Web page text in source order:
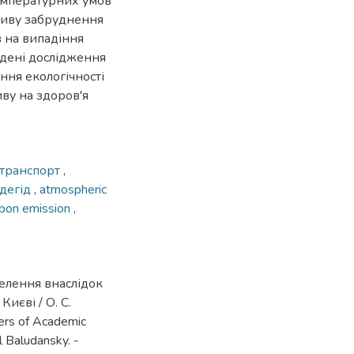
забруднення
на випадіння
дослідження
екологічності
на здоров'я
,
, atmospheric
emission ,
внаслідок
/ О. С.
of Academic
-